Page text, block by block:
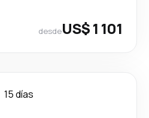
desdeUS$ 1 101
15 días